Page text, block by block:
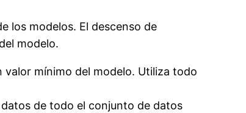
los modelos. El descenso de
modelo.
mínimo del modelo. Utiliza todo
de todo el conjunto de datos